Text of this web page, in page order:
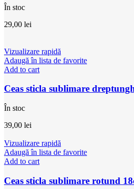
În stoc
29,00 lei
Vizualizare rapidă
Adaugă în lista de favorite
Add to cart
Ceas sticla sublimare
În stoc
39,00 lei
Vizualizare rapidă
Adaugă în lista de favorite
Add to cart
Ceas sticla sublimare rotund